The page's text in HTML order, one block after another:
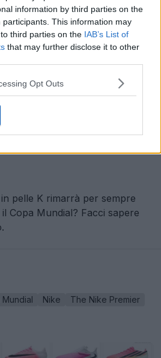
information by third parties on the
participants. This information may
third parties on the IAB’s List of
that may further disclose it to other
Opt Outs
pelle K rimarrà per sempre
Copa Mundial? Facci sapere
Mundial Nike
The Nike Premier